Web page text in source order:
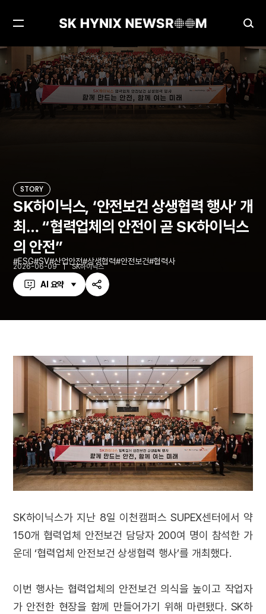
검
색
열
기
메
기
STORY
SK하이닉스, ‘안전보건 상생협력 행사’ 개
최… “협력업체의 안전이 곧 SK하이닉스
의 안전”
ESG SV 산업안전 상생협력 안전보건 협력사
2026-06-09 SK하이닉스
AI 요약
공
하
STORY SK하이닉스, ‘안전보건 상생협력 행사’ 개최… “협력업체의 안전이 곧 SK하이닉스의 안전”
SK하이닉스가 지난 8일 이천캠퍼스 SUPEX센터에서 약
150개 협력업체 안전보건 담당자 200여 명이 참석한 가
운데 ‘협력업체 안전보건 상생협력 행사’를 개최했다.
이번 행사는 협력업체의 안전보건 의식을 높이고 작업자
가 안전한 현장을 함께 만들어가기 위해 마련됐다. SK하